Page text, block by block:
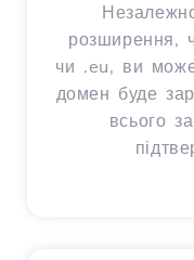
розширення,
чи .eu, ви
домен буде
всього